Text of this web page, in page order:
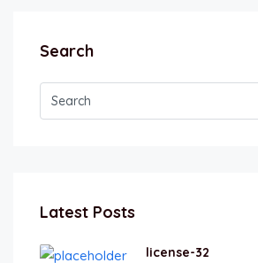
Search
Latest Posts
license-32